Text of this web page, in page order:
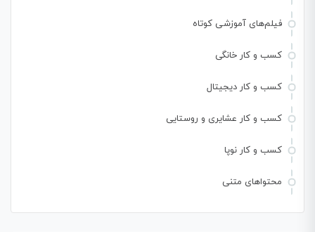
فیلم‌های آموزشی کوتاه
کسب و کار خانگی
کسب و کار دیجیتال
کسب و کار عشایری و روستایی
کسب و کار نوپا
محتواهای متنی